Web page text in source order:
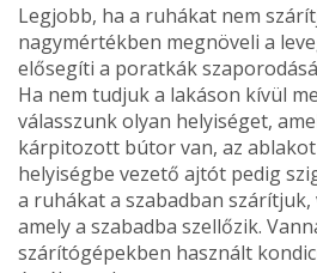
Legjobb, ha a ruhákat nem
nagymértékben megnöve­li a
elősegíti a poratkák
Ha nem tudjuk a lakáson kívül
válasszunk olyan helyiséget,
kárpitozott bútor van, az
helyiségbe vezető ajtót pedig
a ruhákat a sza­badban
amely a szabadba szellőzik.
szárítógépekben használt